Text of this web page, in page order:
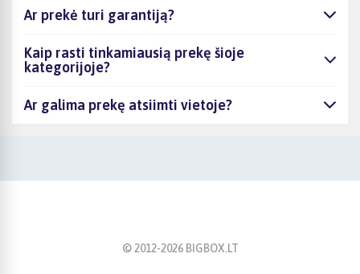
Ar prekė turi garantiją?
Kaip rasti tinkamiausią prekę šioje
kategorijoje?
Ar galima prekę atsiimti vietoje?
© 2012-2026BIGBOX.LT